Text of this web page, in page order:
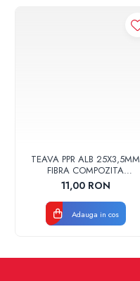
TEAVA PPR ALB 25X3,5MM
FIBRA COMPOZITA
10033025004
VALDUOTHERM VALROM
11,00 RON
Adauga in cos